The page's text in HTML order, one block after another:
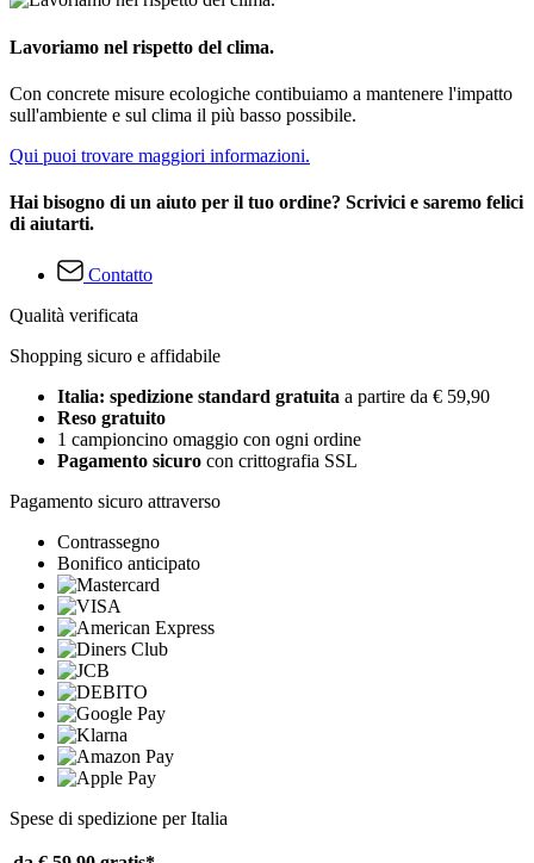
Lavoriamo nel rispetto del clima.
Con concrete misure ecologiche contibuiamo a mantenere l'impatto
sull'ambiente e sul clima il più basso possibile.
Qui puoi trovare maggiori informazioni.
Hai bisogno di un aiuto per il tuo ordine? Scrivici e saremo felici
di aiutarti.
Contatto
Qualità verificata
Shopping sicuro e affidabile
Italia: spedizione standard gratuita a partire da € 59,90
Reso gratuito
1 campioncino omaggio con ogni ordine
Pagamento sicuro con crittografia SSL
Pagamento sicuro attraverso
Contrassegno
Bonifico anticipato
Spese di spedizione per Italia